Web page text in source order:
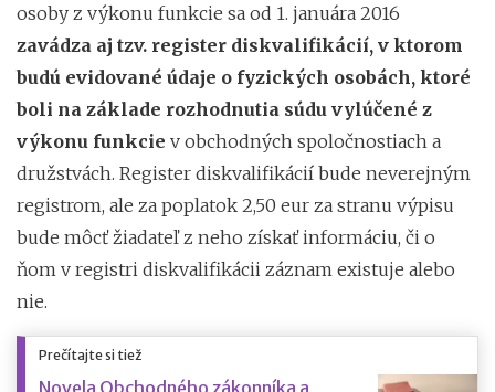
osoby z výkonu funkcie sa od 1. januára 2016
zavádza aj tzv. register diskvalifikácií, v ktorom
budú evidované údaje o fyzických osobách, ktoré
boli na základe rozhodnutia súdu vylúčené z
výkonu funkcie v obchodných spoločnostiach a
družstvách. Register diskvalifikácií bude neverejným
registrom, ale za poplatok 2,50 eur za stranu výpisu
bude môcť žiadateľ z neho získať informáciu, či o
ňom v registri diskvalifikácii záznam existuje alebo
nie.
Prečítajte si tiež
Novela Obchodného zákonníka a